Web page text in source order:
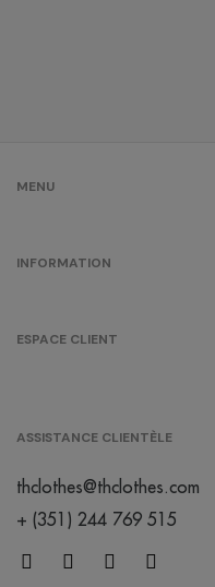
MENU
INFORMATION
ESPACE CLIENT
ASSISTANCE CLIENTÈLE
thclothes@thclothes.com
+ (351) 244 769 515